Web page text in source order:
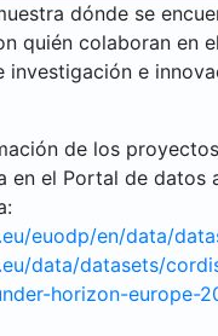
dónde se
quién colaboran en
investigación e
de los
en el Portal de datos
euodp/en/data/
data/datasets/
horizon-europe-